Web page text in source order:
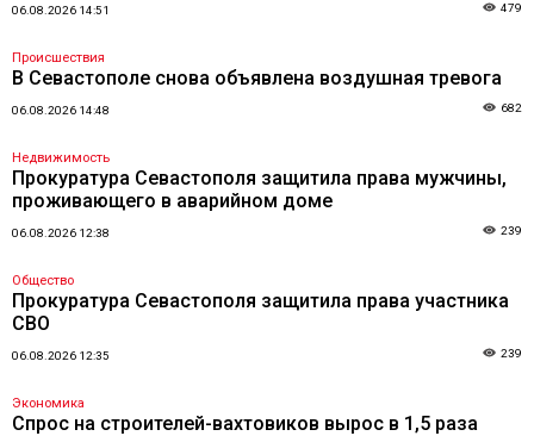
06.08.2026 14:51 479
Происшествия
В Севастополе снова объявлена воздушная тревога
06.08.2026 14:48 682
Недвижимость
Прокуратура Севастополя защитила права мужчины,
проживающего в аварийном доме
06.08.2026 12:38 239
Общество
Прокуратура Севастополя защитила права участника
СВО
06.08.2026 12:35 239
Экономика
Спрос на строителей-вахтовиков вырос в 1,5 раза